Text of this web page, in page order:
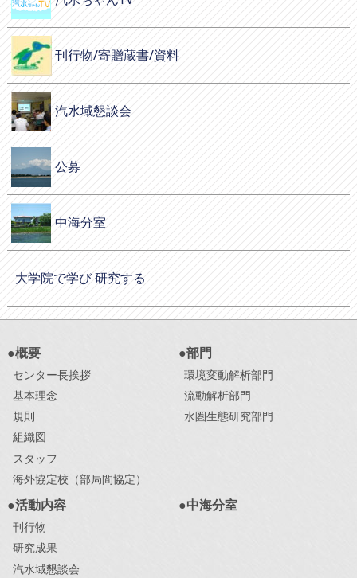
刊行物/寄贈蔵書/資料
汽水域懇談会
公募
中海分室
大学院で学び 研究する
●概要
センター長挨拶
基本理念
規則
組織図
スタッフ
海外協定校（部局間協定）
●部門
環境変動解析部門
流動解析部門
水圏生態研究部門
●活動内容
刊行物
研究成果
汽水域懇談会
●中海分室